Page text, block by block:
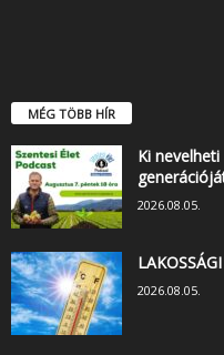
MÉG TÖBB HÍR
Ki
2026.08.05.
2026.08.05.